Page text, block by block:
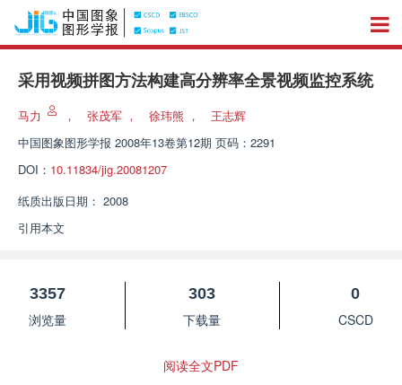
采用视频拼图方法构建高分辨率全景视频监控系统
马力 ， 张茂军 ， 徐玮熊 ，
王志辉
中国图象图形学报 2008年13卷第12期 页码：2291
DOI： 10.11834/jig.20081207
纸质出版日期： 2008
引用本文
3357
浏览量
303
下载量
0
CSCD
阅读全文PDF